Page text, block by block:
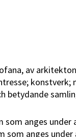
av
konstverk;
anges under
som anges under